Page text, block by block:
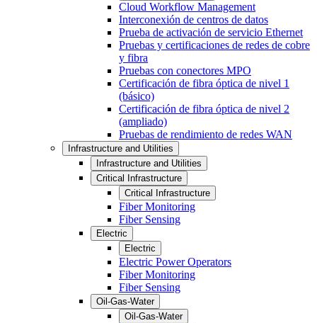
Cloud Workflow Management
Interconexión de centros de datos
Prueba de activación de servicio Ethernet
Pruebas y certificaciones de redes de cobre
y fibra
Pruebas con conectores MPO
Certificación de fibra óptica de nivel 1
(básico)
Certificación de fibra óptica de nivel 2
(ampliado)
Pruebas de rendimiento de redes WAN
Infrastructure and Utilities
Infrastructure and Utilities
Critical Infrastructure
Critical Infrastructure
Fiber Monitoring
Fiber Sensing
Electric
Electric
Electric Power Operators
Fiber Monitoring
Fiber Sensing
Oil-Gas-Water
Oil-Gas-Water